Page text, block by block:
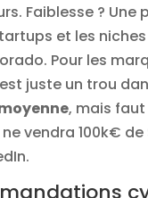
Faiblesse ? Une
et les
Pour les
juste un trou
, mais faut
vendra 100k€ de